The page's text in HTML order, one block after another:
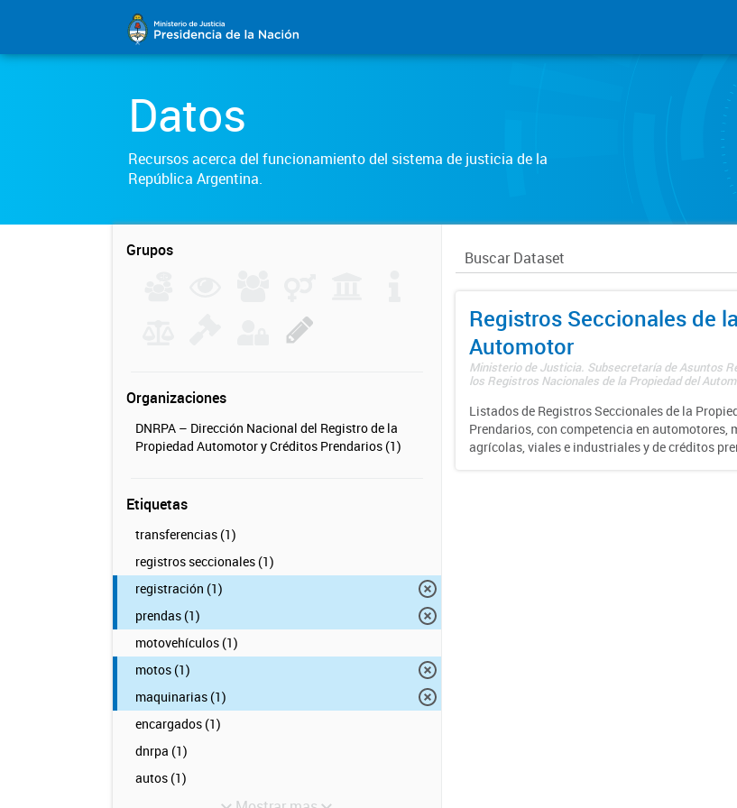
Datos
Recursos acerca del funcionamiento del sistema de justicia de la
República Argentina.
Grupos
Organizaciones
DNRPA – Dirección Nacional del Registro de la
Propiedad Automotor y Créditos Prendarios (1)
Etiquetas
transferencias (1)
registros seccionales (1)
registración (1)
prendas (1)
motovehículos (1)
motos (1)
maquinarias (1)
encargados (1)
dnrpa (1)
autos (1)
Registros Seccionales de
Automotor
Ministerio de Justicia. Subsecretaría de Asuntos
los Registros Nacionales de la Propiedad del
Listados de Registros Seccionales de la
Prendarios, con competencia en automotores,
agrícolas, viales e industriales y de créditos